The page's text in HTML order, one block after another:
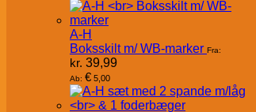
A-H
Boksskilt m/ WB-marker Fra:
kr. 39,99
Ab: € 5,00